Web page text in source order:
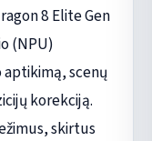
8 Elite Gen
(NPU)
scenų
korekciją.
skirtus